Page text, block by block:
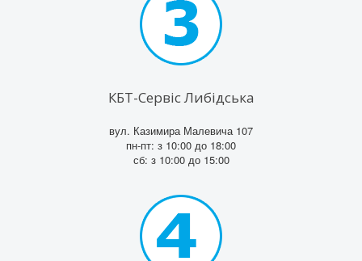
КБТ-Сервіс Либідська
вул. Казимира Малевича 107
пн-пт: з 10:00 до 18:00
сб: з 10:00 до 15:00